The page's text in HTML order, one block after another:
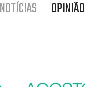
NOTÍCIAS OPINIÃO